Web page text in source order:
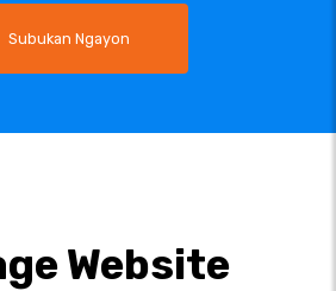
Subukan Ngayon
Website